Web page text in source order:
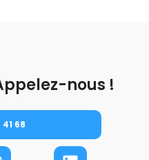
nous !
68